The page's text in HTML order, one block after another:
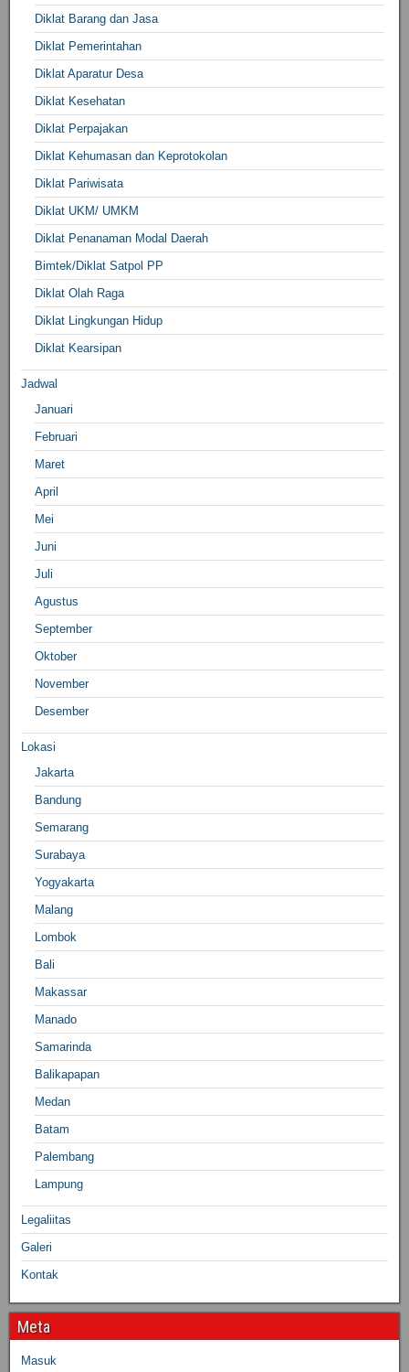
Diklat Barang dan Jasa
Diklat Pemerintahan
Diklat Aparatur Desa
Diklat Kesehatan
Diklat Perpajakan
Diklat Kehumasan dan Keprotokolan
Diklat Pariwisata
Diklat UKM/ UMKM
Diklat Penanaman Modal Daerah
Bimtek/Diklat Satpol PP
Diklat Olah Raga
Diklat Lingkungan Hidup
Diklat Kearsipan
Jadwal
Januari
Februari
Maret
April
Mei
Juni
Juli
Agustus
September
Oktober
November
Desember
Lokasi
Jakarta
Bandung
Semarang
Surabaya
Yogyakarta
Malang
Lombok
Bali
Makassar
Manado
Samarinda
Balikapapan
Medan
Batam
Palembang
Lampung
Legaliitas
Galeri
Kontak
Meta
Masuk